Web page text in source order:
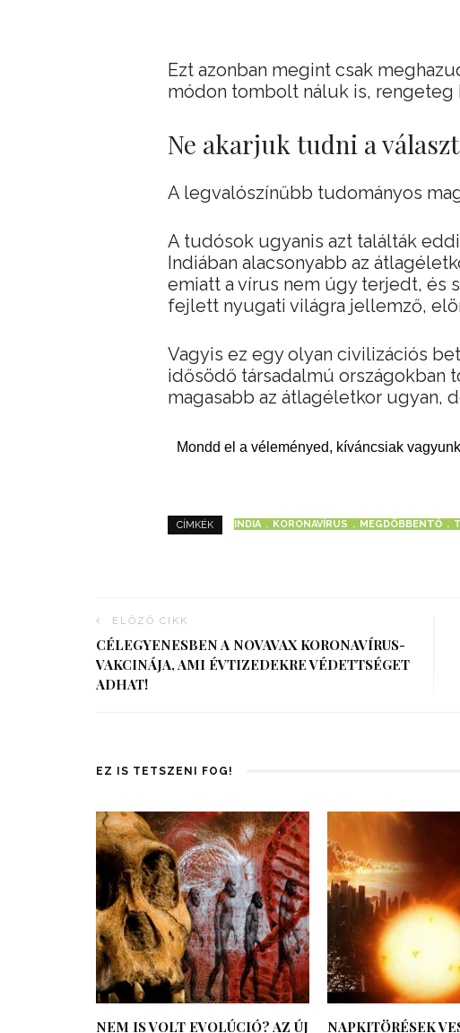
Ezt azonban megint csak
módon tombolt náluk is,
Ne akarjuk tudni a
A legvalószínűbb tudományos
A tudósok ugyanis azt találták
Indiában alacsonyabb az
emiatt a vírus nem úgy terjedt, és
fejlett nyugati világra jellemző,
Vagyis ez egy olyan civilizációs
idősödő társadalmú országokban
magasabb az átlagéletkor ugyan,
Mondd el a véleményed, kíváncsiak
CÍMKÉK INDIA KORONAVÍRUS MEGDÖBBENTŐ
ELŐZŐ CIKK
CÉLEGYENESBEN A NOVAVAX KORONAVÍRUS-
VAKCINÁJA, AMI ÉVTIZEDEKRE VÉDETTSÉGET
ADHAT!
EZ IS TETSZENI FOG!
NEM IS VOLT EVOLÚCIÓ? AZ ÚJ NAPKITÖRÉSEK